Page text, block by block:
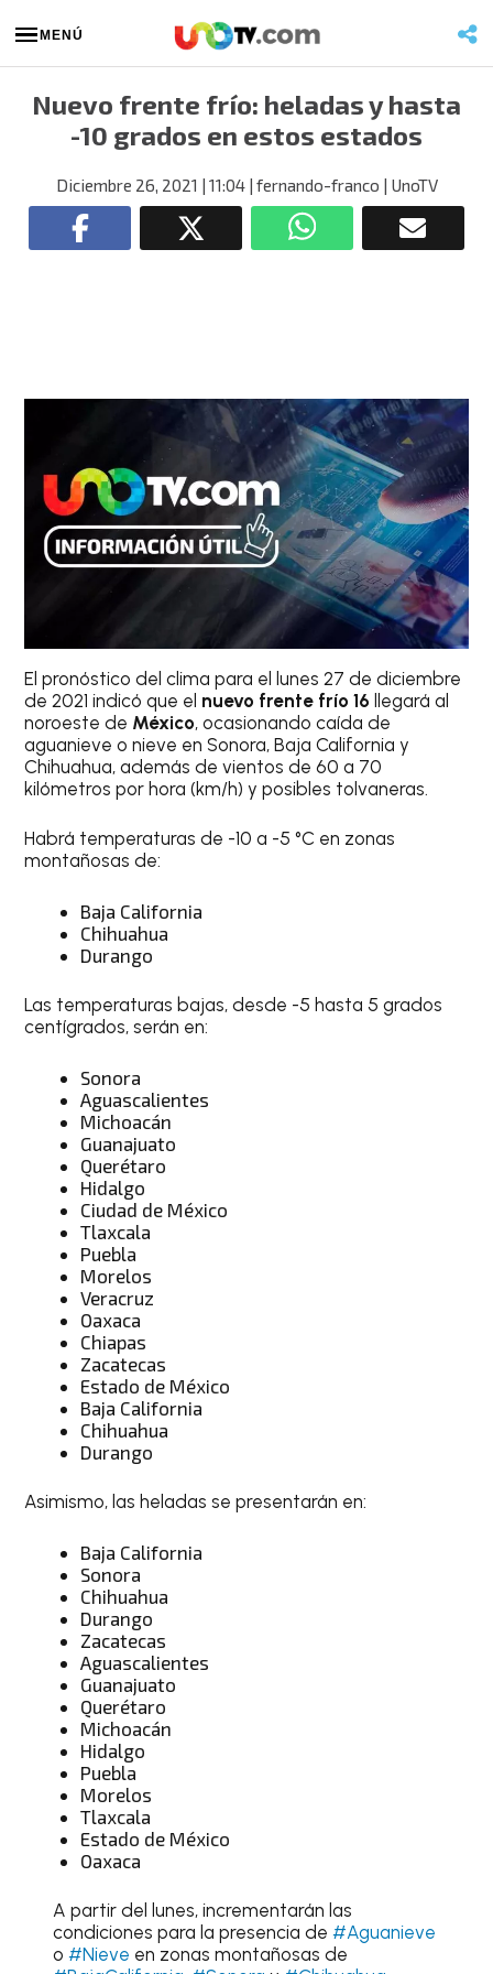
MENÚ
Nuevo frente frío: heladas y hasta
-10 grados en estos estados
Diciembre 26, 2021 | 11:04| fernando-franco | UnoTV
El pronóstico del clima para el lunes 27 de diciembre
de 2021 indicó que el nuevo frente frío 16 llegará al
noroeste de México, ocasionando caída de
aguanieve o nieve en Sonora, Baja California y
Chihuahua, además de vientos de 60 a 70
kilómetros por hora (km/h) y posibles tolvaneras.
Habrá temperaturas de -10 a -5 °C en zonas
montañosas de:
Baja California
Chihuahua
Durango
Las temperaturas bajas, desde -5 hasta 5 grados
centígrados, serán en:
Sonora
Aguascalientes
Michoacán
Guanajuato
Querétaro
Hidalgo
Ciudad de México
Tlaxcala
Puebla
Morelos
Veracruz
Oaxaca
Chiapas
Zacatecas
Estado de México
Baja California
Chihuahua
Durango
Asimismo, las heladas se presentarán en:
Baja California
Sonora
Chihuahua
Durango
Zacatecas
Aguascalientes
Guanajuato
Querétaro
Michoacán
Hidalgo
Puebla
Morelos
Tlaxcala
Estado de México
Oaxaca
A partir del lunes, incrementarán las
condiciones para la presencia de #Aguanieve
o #Nieve en zonas montañosas de